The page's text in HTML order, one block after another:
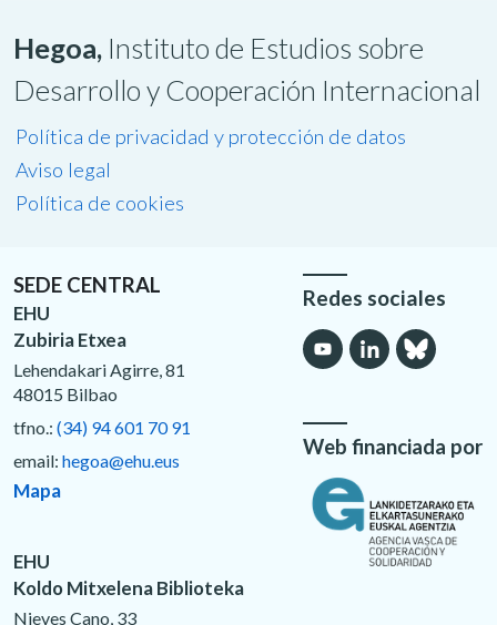
Hegoa, Instituto de Estudios sobre
Desarrollo y Cooperación Internacional
Política de privacidad y protección de datos
Aviso legal
Política de cookies
SEDE CENTRAL
EHU
Zubiria Etxea
Lehendakari Agirre, 81
48015 Bilbao
tfno.: (34) 94 601 70 91
email: hegoa@ehu.eus
Mapa
EHU
Koldo Mitxelena Biblioteka
Nieves Cano, 33
Redes sociales
Web financiada por